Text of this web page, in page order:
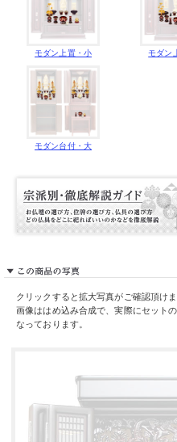
モダン上置・小 モダン
モダン台付・大
クリックすると拡大写真がご確認頂けま
画像ははめ込み合成で、実際にセット
なっております。